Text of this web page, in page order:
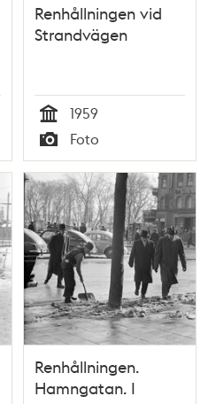
Renhållningen vid
Strandvägen
Tid
1959
Typ
Foto
Renhållningen.
Hamngatan. I